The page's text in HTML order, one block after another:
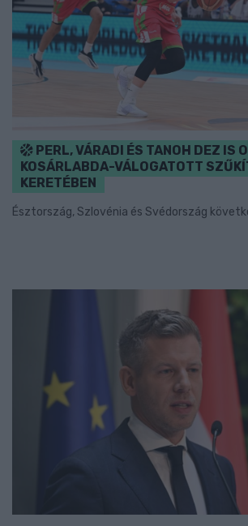
PERL, VÁRADI ÉS TANOH DEZ IS
KOSÁRLABDA-VÁLOGATOTT
KERETÉBEN
Észtország, Szlovénia és Svédország